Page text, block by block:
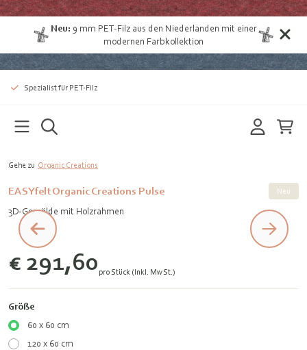
Neu: 9 mm PET-Filz aus den Niederlanden mit einer
modernen Farbkollektion
Spezialist für PET-Filz
Gehe zu Organic Creations
EASYfelt Organic Creations Pulse
3D-Gemälde mit Holzrahmen
Neu
€ 291,60 pro Stück (Inkl. MwSt.)
Größe
60 x 60 cm
120 x 60 cm